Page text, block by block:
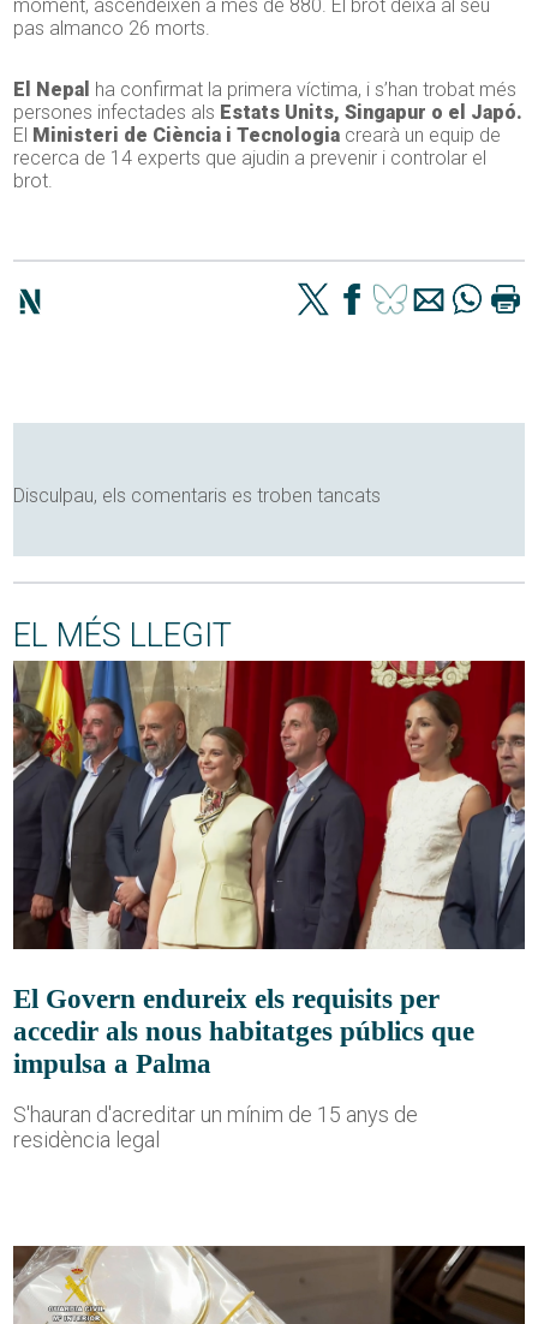
moment, ascendeixen a més de 880. El brot deixa al seu
pas almanco 26 morts.
El Nepal ha confirmat la primera víctima, i s’han trobat més
persones infectades als Estats Units, Singapur o el Japó.
El Ministeri de Ciència i Tecnologia crearà un equip de
recerca de 14 experts que ajudin a prevenir i controlar el
brot.
Disculpau, els comentaris es troben tancats
EL MÉS LLEGIT
El Govern endureix els requisits per
accedir als nous habitatges públics que
impulsa a Palma
S'hauran d'acreditar un mínim de 15 anys de
residència legal